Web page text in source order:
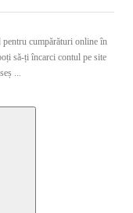
cumpărături online în
să-ți încarci contul pe site
...